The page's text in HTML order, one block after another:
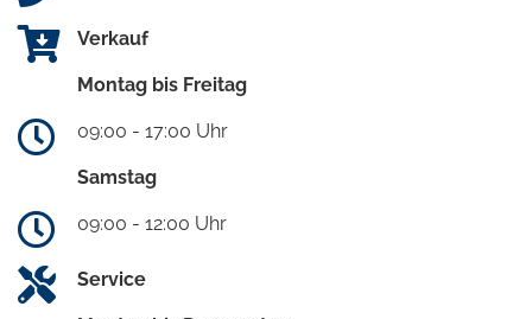
Verkauf
Montag bis Freitag
09:00 - 17:00 Uhr
Samstag
09:00 - 12:00 Uhr
Service